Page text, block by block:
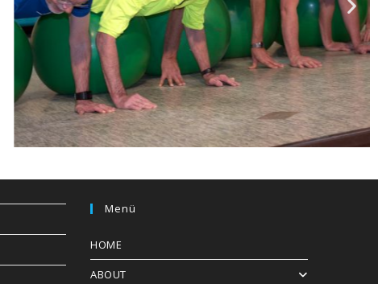
Menü
HOME
ABOUT